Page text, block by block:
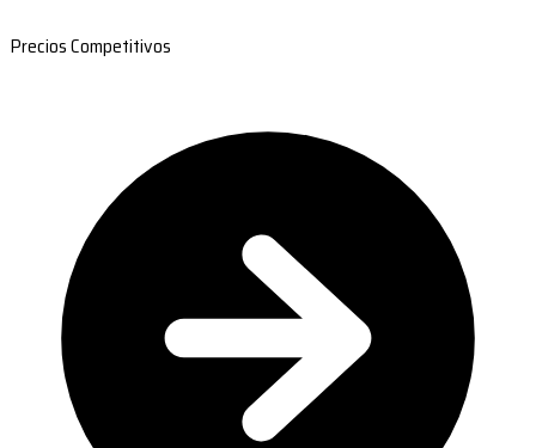
Precios Competitivos